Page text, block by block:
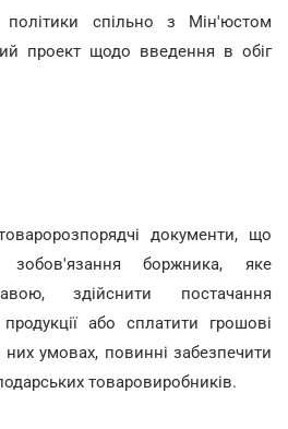
політики спільно з Мін'юстом
проект щодо введення в обіг
документи, що
зобов'язання боржника, яке
здійснити постачання
продукції або сплатити грошові
умовах, повинні забезпечити
товаровиробників.